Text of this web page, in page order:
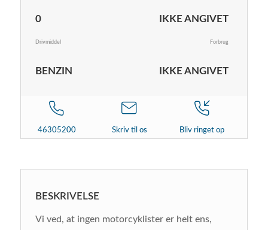
0 IKKE ANGIVET
Drivmiddel
BENZIN
Forbrug
IKKE ANGIVET
46305200 Skriv til os Bliv ringet op
BESKRIVELSE
Vi ved, at ingen motorcyklister er helt ens,